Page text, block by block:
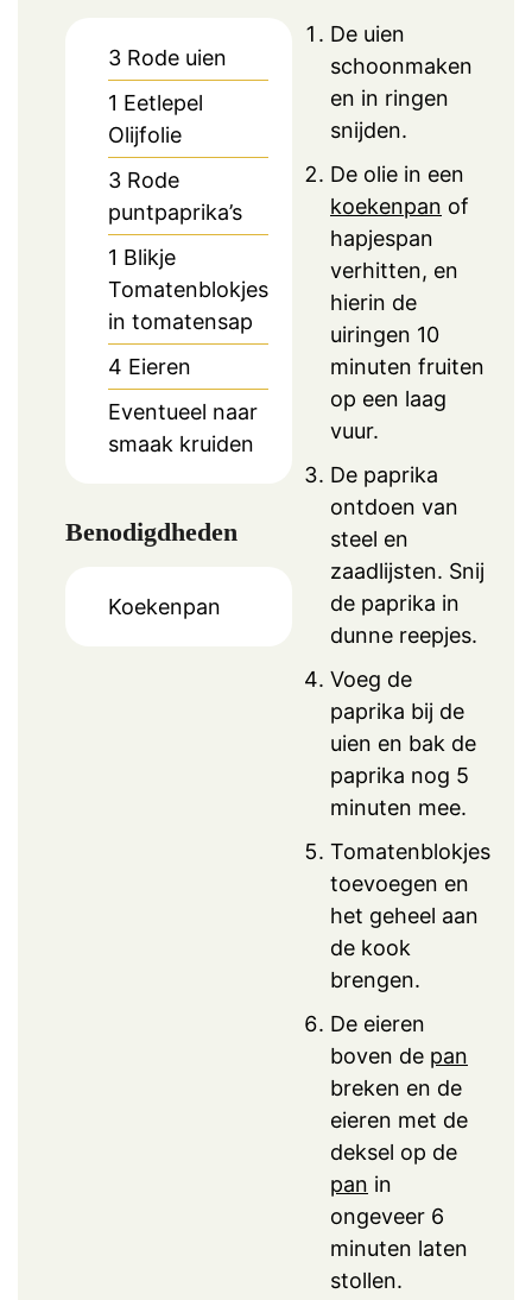
3 Rode uien
1 Eetlepel
Olijfolie
3 Rode
puntpaprika’s
1 Blikje
Tomatenblokjes
in tomatensap
4 Eieren
Eventueel naar
smaak kruiden
Benodigdheden
Koekenpan
De uien
schoonmaken
en in ringen
snijden.
De olie in een
koekenpan of
hapjespan
verhitten, en
hierin de
uiringen 10
minuten fruiten
op een laag
vuur.
De paprika
ontdoen van
steel en
zaadlijsten. Snij
de paprika in
dunne reepjes.
Voeg de
paprika bij de
uien en bak de
paprika nog 5
minuten mee.
Tomatenblokjes
toevoegen en
het geheel aan
de kook
brengen.
De eieren
boven de pan
breken en de
eieren met de
deksel op de
pan in
ongeveer 6
minuten laten
stollen.